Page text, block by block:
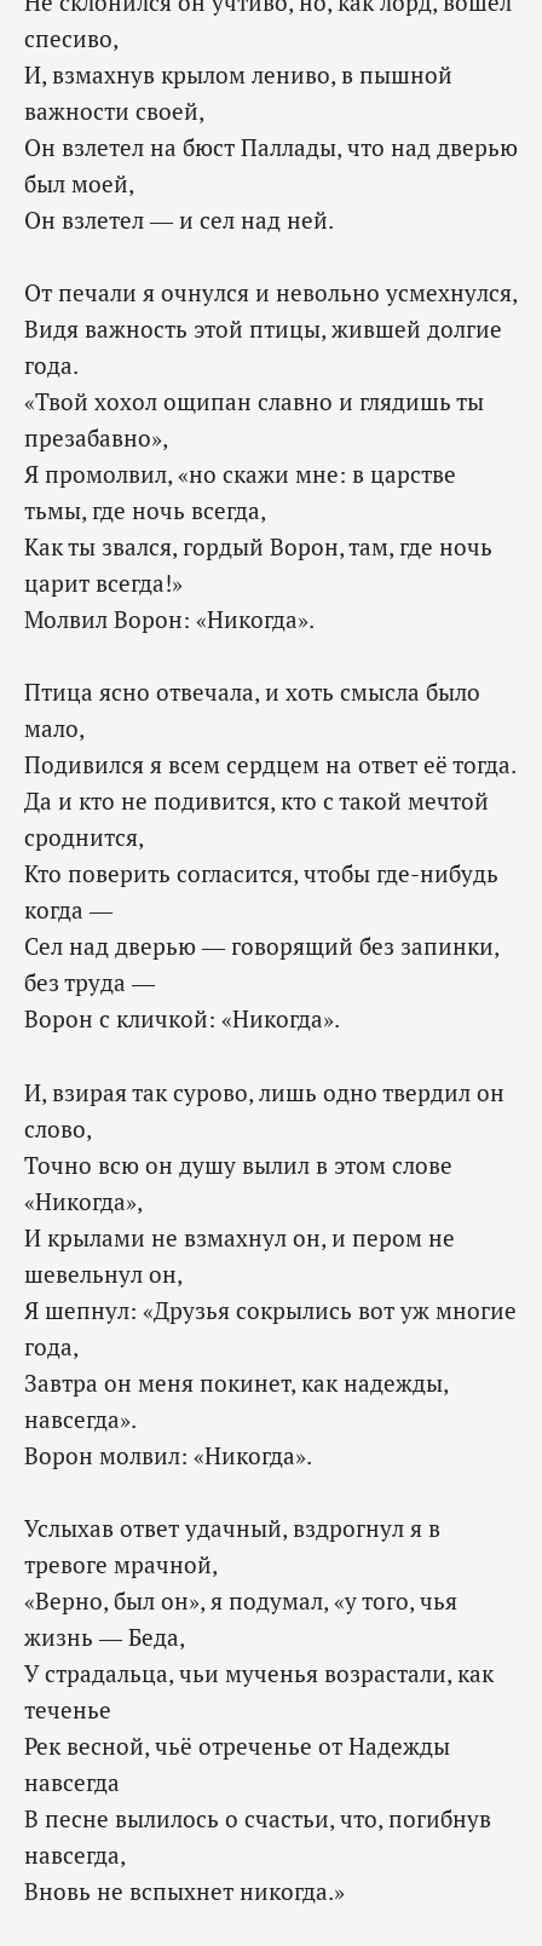
спесиво,
И, взмахнув крылом лениво, в пышной
важности своей,
Он взлетел на бюст Паллады, что над дверью
был моей,
‎Он взлетел — и сел над ней.
От печали я очнулся и невольно усмехнулся,
Видя важность этой птицы, жившей долгие
года.
«Твой хохол ощипан славно и глядишь ты
презабавно»,
Я промолвил, «но скажи мне: в царстве
тьмы, где ночь всегда,
Как ты звался, гордый Ворон, там, где ночь
царит всегда!»
‎Молвил Ворон: «Никогда».
Птица ясно отвечала, и хоть смысла было
мало,
Подивился я всем сердцем на ответ её тогда.
Да и кто не подивится, кто с такой мечтой
сроднится,
Кто поверить согласится, чтобы где-нибудь
когда —
Сел над дверью — говорящий без запинки,
без труда —
‎Ворон с кличкой: «Никогда».
И, взирая так сурово, лишь одно твердил он
слово,
Точно всю он душу вылил в этом слове
«Никогда»,
И крылами не взмахнул он, и пером не
шевельнул он,
Я шепнул: «Друзья сокрылись вот уж многие
года,
Завтра он меня покинет, как надежды,
навсегда».
‎Ворон молвил: «Никогда».
Услыхав ответ удачный, вздрогнул я в
тревоге мрачной,
«Верно, был он», я подумал, «у того, чья
жизнь — Беда,
У страдальца, чьи мученья возрастали, как
теченье
Рек весной, чьё отреченье от Надежды
навсегда
В песне вылилось о счастьи, что, погибнув
навсегда,
‎Вновь не вспыхнет никогда.»